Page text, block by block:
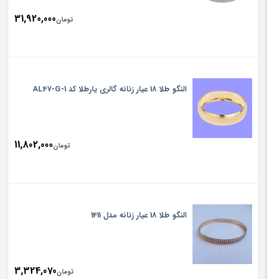
تومان31,920,000
النگو طلا 18 عیار زنانه گالری یارطلا کد AL47-G-1
تومان11,802,000
النگو طلا 18 عیار زنانه مدل 1411
تومان3,324,070